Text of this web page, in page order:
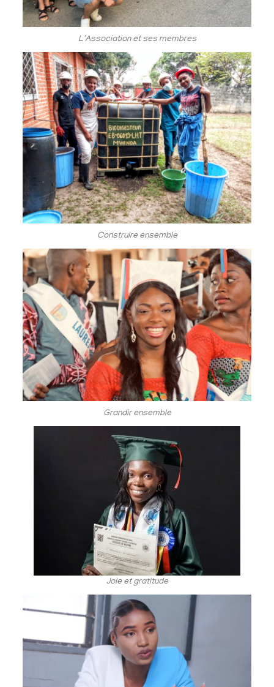
L'Association et ses membres
Construire ensemble
Grandir ensemble
Joie et gratitude